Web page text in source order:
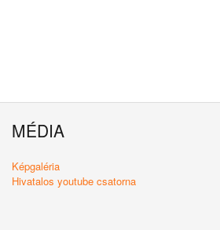
MÉDIA
Képgaléria
Hivatalos youtube csatorna